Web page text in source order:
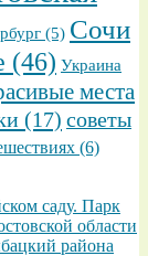
(5) Сочи
(46) Украина
места
(17) советы
(6)
саду. Парк
области
района